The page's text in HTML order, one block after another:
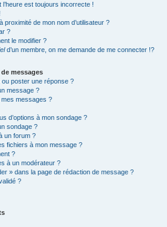
est toujours incorrecte !
proximité de mon nom d’utilisateur ?
?
le modifier ?
d’un membre, on me demande de me connecter !?
messages
poster une réponse ?
message ?
messages ?
d’options à mon sondage ?
sondage ?
un forum ?
fichiers à mon message ?
?
à un modérateur ?
» dans la page de rédaction de message ?
?